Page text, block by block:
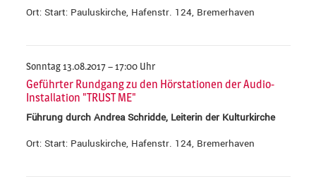
Ort: Start: Pauluskirche, Hafenstr. 124, Bremerhaven
Sonntag 13.08.2017 – 17:00 Uhr
Geführter Rundgang zu den Hörstationen der Audio-
Installation "TRUST ME"
Führung durch Andrea Schridde, Leiterin der Kulturkirche
Ort: Start: Pauluskirche, Hafenstr. 124, Bremerhaven